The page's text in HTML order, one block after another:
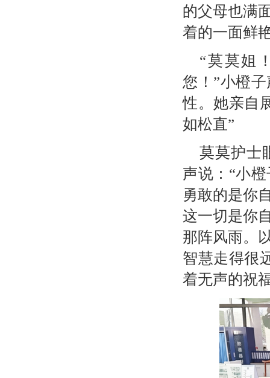
的父母也满
着的一面鲜
“莫莫姐
您！”小橙
性。她亲自
如松直”
莫莫护士
声说：“小
勇敢的是你
这一切是你
那阵风雨。
智慧走得很
着无声的祝